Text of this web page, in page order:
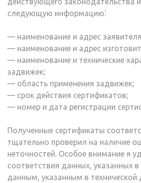
следующую информацию⁚
— наименование и адрес
— наименование и адрес
— наименование и технические
задвижек;
— область применения задвижек;
— срок действия сертификатов;
— номер и дата регистрации
Полученные сертификаты
тщательно проверил на наличие
неточностей. Особое внимание я
соответствия данных, указанных в
данным, указанным в технической